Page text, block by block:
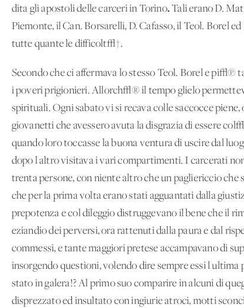
dita gli apostoli delle carceri in Torino.Tali erano D.
Piemonte, il Can. Borsarelli, D. Cafasso, il Teol. Borel
tutte quante le difficolt√†.
Secondo che ci affermava lo stesso Teol. Borel e pi√π
i poveri prigionieri. Allorch√® il tempo glielo
spirituali. Ogni sabato vi si recava colle saccocce
giovanetti che avessero avuta la disgrazia di essere
quando loro toccasse la buona ventura di uscire dal
dopo l'altro visitava i vari compartimenti. I carcerati
trenta persone, con niente altro che un pagliericcio
che per la prima volta erano stati agguantati dalla
prepotenza e col dileggio distruggevano il bene che il
eziandio dei perversi, ora rattenuti dalla paura e dal
commessi, e tante maggiori pretese accampavano di
insorgendo questioni, volendo dire sempre essi
stato in galera!? Al primo suo comparire in alcuni di
disprezzato ed insultato con ingiurie atroci, motti